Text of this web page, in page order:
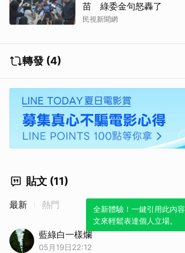
苗 綠委金句怒轟了
民視新聞網
轉發 (4)
貼文 (11)
全新體驗！一鍵引用此內
文來輕鬆表達個人立場。
最新 熱門
藍綠白一樣爛
05月19日22:12